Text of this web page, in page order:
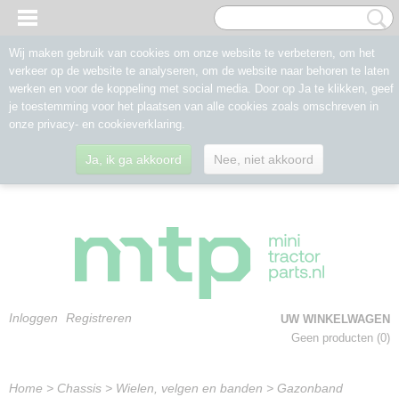
Inloggen Registreren
UW WINKELWAGEN
Geen producten (0)
Home > Chassis > Wielen, velgen en banden > Gazonband
Wij maken gebruik van cookies om onze website te verbeteren, om het
verkeer op de website te analyseren, om de website naar behoren te laten
werken en voor de koppeling met social media. Door op Ja te klikken, geef
je toestemming voor het plaatsen van alle cookies zoals omschreven in
onze privacy- en cookieverklaring.
Ja, ik ga akkoord Nee, niet akkoord